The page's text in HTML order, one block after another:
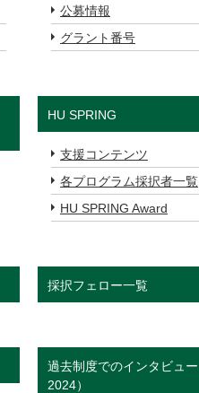
公募情報
グラント番号
HU SPRING
支援コンテンツ
各プログラム採択者一覧
HU SPRING Award
採択フェロー一覧
過去制度でのインタビュ
2024）